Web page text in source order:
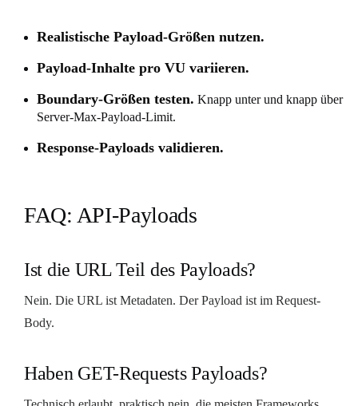
Realistische Payload-Größen nutzen.
Payload-Inhalte pro VU variieren.
Boundary-Größen testen. Knapp unter und knapp über
Server-Max-Payload-Limit.
Response-Payloads validieren.
FAQ: API-Payloads
Ist die URL Teil des Payloads?
Nein. Die URL ist Metadaten. Der Payload ist im Request-
Body.
Haben GET-Requests Payloads?